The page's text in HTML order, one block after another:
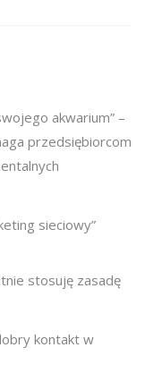
akwarium” –
przedsiębiorcom
sieciowy”
stosuję zasadę
kontakt w